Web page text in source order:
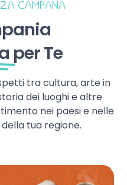
CAMPANA
per Te
tra cultura, arte in
dei luoghi e altre
nei paesi e nelle
tua regione.